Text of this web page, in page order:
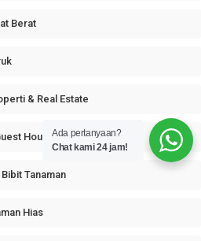
Berat
& Real Estate
House
Tanaman
Hias
Ada pertanyaan?
Chat kami 24 jam!